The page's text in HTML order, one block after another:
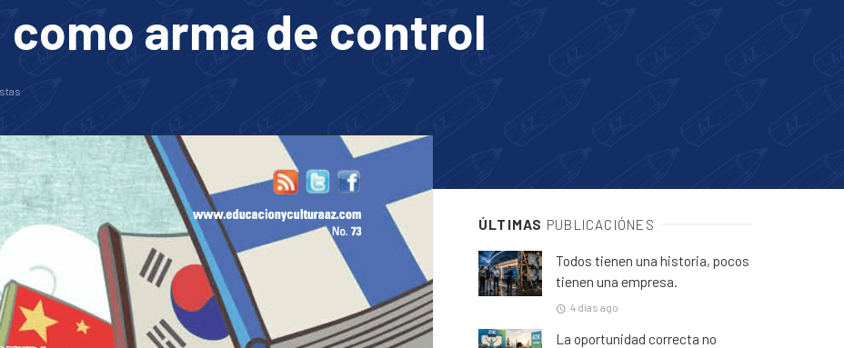
arma de control
ÚLTIMAS PUBLICACIÓNES
Todos tienen una historia, pocos
tienen una empresa.
4 días ago
La oportunidad correcta no